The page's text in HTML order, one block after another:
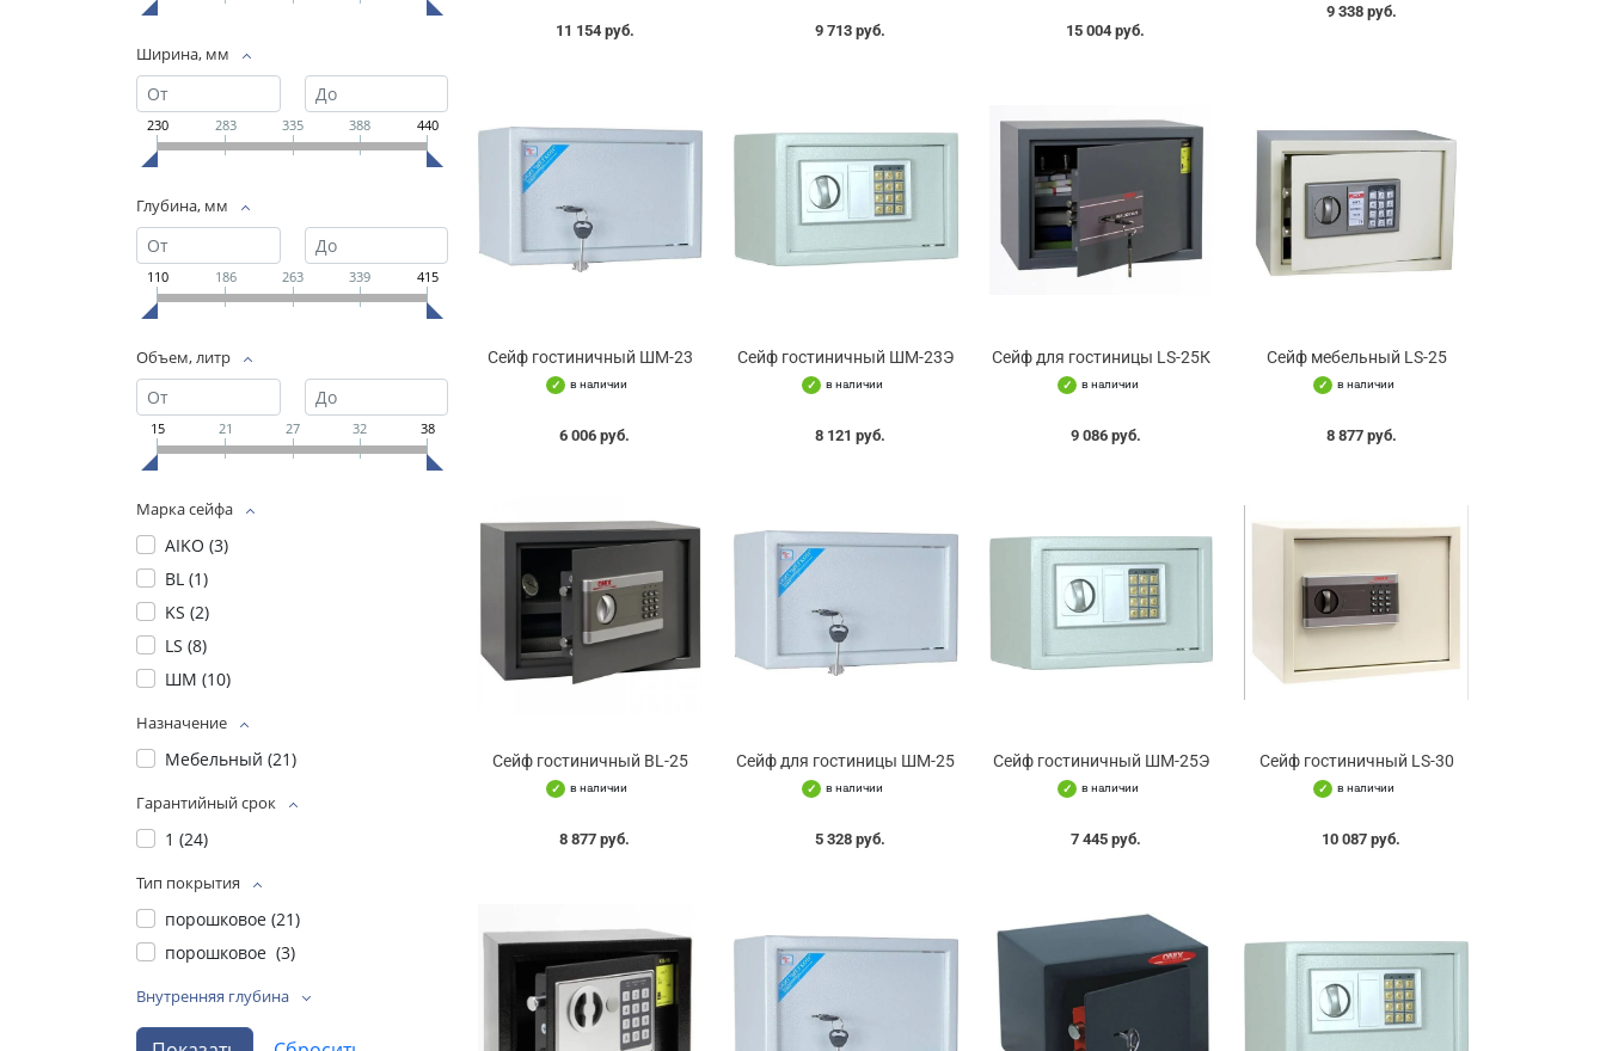
Ширина, мм
230 283 335 388 440
Глубина, мм
110 186 263 339 415
Объем, литр
15 21 27 32 38
Марка сейфа
AIKO (3)
BL (1)
KS (2)
LS (8)
ШМ (10)
Назначение
Мебельный (21)
Гарантийный срок
1 (24)
Тип покрытия
порошковое (21)
порошковое (3)
Внутренняя глубина
11 154 руб. 9 713 руб. 15 004 руб.
9 338 руб.
Сейф гостиничный ШМ-23
в наличии
6 006 руб.
Сейф гостиничный ШМ-23Э
в наличии
8 121 руб.
Сейф для гостиницы LS-25К
в наличии
9 086 руб.
Сейф мебельный LS-25
в наличии
8 877 руб.
Сейф гостиничный BL-25
в наличии
8 877 руб.
Сейф для гостиницы ШМ-25
в наличии
5 328 руб.
Сейф гостиничный ШМ-25Э
в наличии
7 445 руб.
Сейф гостиничный LS-30
в наличии
10 087 руб.